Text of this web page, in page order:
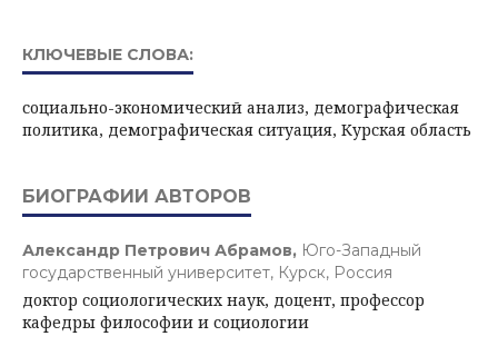
КЛЮЧЕВЫЕ СЛОВА:
социально-экономический анализ, демографическая
политика, демографическая ситуация, Курская область
БИОГРАФИИ АВТОРОВ
Александр Петрович Абрамов, Юго-Западный
государственный университет, Курск, Россия
доктор социологических наук, доцент, профессор
кафедры философии и социологии